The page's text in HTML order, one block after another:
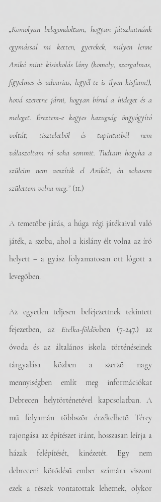
„Komolyan belegondoltam, hogyan játszhatnánk
egymással mi ketten, gyerekek, milyen lenne
Anikó mint kisiskolás lány (komoly, szorgalmas,
figyelmes és udvarias, legyél te is ilyen kisfiam!),
hová szeretne járni, hogyan bírná a hideget és a
meleget. Éreztem-e kegyes hazugság öngyógyító
voltát, tiszteletből és tapintatból nem
válaszoltam rá soha semmit. Tudtam hogyha a
szüleim nem veszítik el Anikót, én sohasem
születtem volna meg.” (11.)
A temetőbe járás, a húga régi játékaival való
játék, a szoba, ahol a kislány élt volna az író
helyett – a gyász folyamatosan ott lógott a
levegőben.
Az egyetlen teljesen befejezettnek tekintett
fejezetben, az Etelka-földövben (7-247.) az
óvoda és az általános iskola történéseinek
tárgyalása közben a szerző nagy
mennyiségben említ meg információkat
Debrecen helytörténetével kapcsolatban. A
mű folyamán többször érzékelhető Térey
rajongása az építészet iránt, hosszasan leírja a
házak felépítését, kinézetét. Egy nem
debreceni kötődésű ember számára viszont
ezek a részek vontatottak lehetnek, olykor